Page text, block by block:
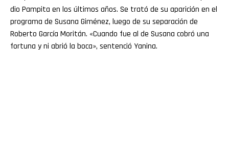
dio Pampita en los últimos años. Se trató de su aparición en el
programa de Susana Giménez, luego de su separación de
Roberto García Moritán. «Cuando fue al de Susana cobró una
fortuna y ni abrió la boca», sentenció Yanina.